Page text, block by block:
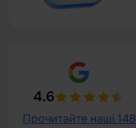
4.6
Прочитайте наші 148